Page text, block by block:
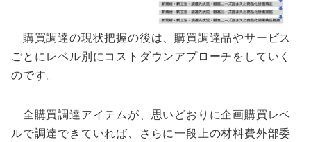
購買調達の現状把握の後は、購買調達品やサービス
ごとにレベル別にコストダウンアプローチをしていく
のです。
全購買調達アイテムが、思いどおりに企画購買レベ
ルで調達できていれば、さらに一段上の材料費外部委